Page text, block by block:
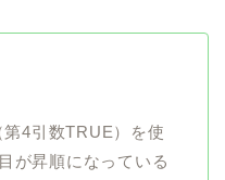
4引数TRUE）を使
が昇順になっている